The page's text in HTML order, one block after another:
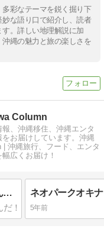
彩なテーマを鋭く掘り下
な語り口で紹介し、読者
。詳しい地理解説に加
縄の魅力と旅の楽しさを
Column
、沖縄移住、沖縄エンタ
お届けしています。沖縄
沖縄旅行、フード、エンタ
広くお届け！
レッサーパンダの次はスナネコちゃんがネオパークオキナワにやってくる！！！
5年前